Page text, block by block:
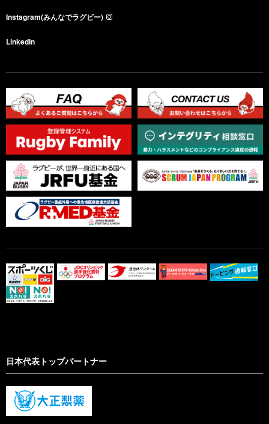
Instagram(みんなでラグビー)
LinkedIn
日本代表トップパートナー